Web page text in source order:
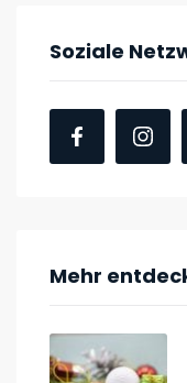
Soziale
Mehr